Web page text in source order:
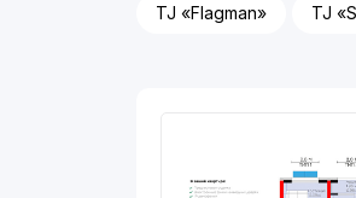
TJ «Flagman» TJ